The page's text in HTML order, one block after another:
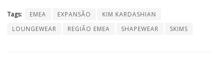
Tags: EMEA EXPANSÃO
KIM KARDASHIAN
LOUNGEWEAR
REGIÃO EMEA SHAPEWEAR SKIMS